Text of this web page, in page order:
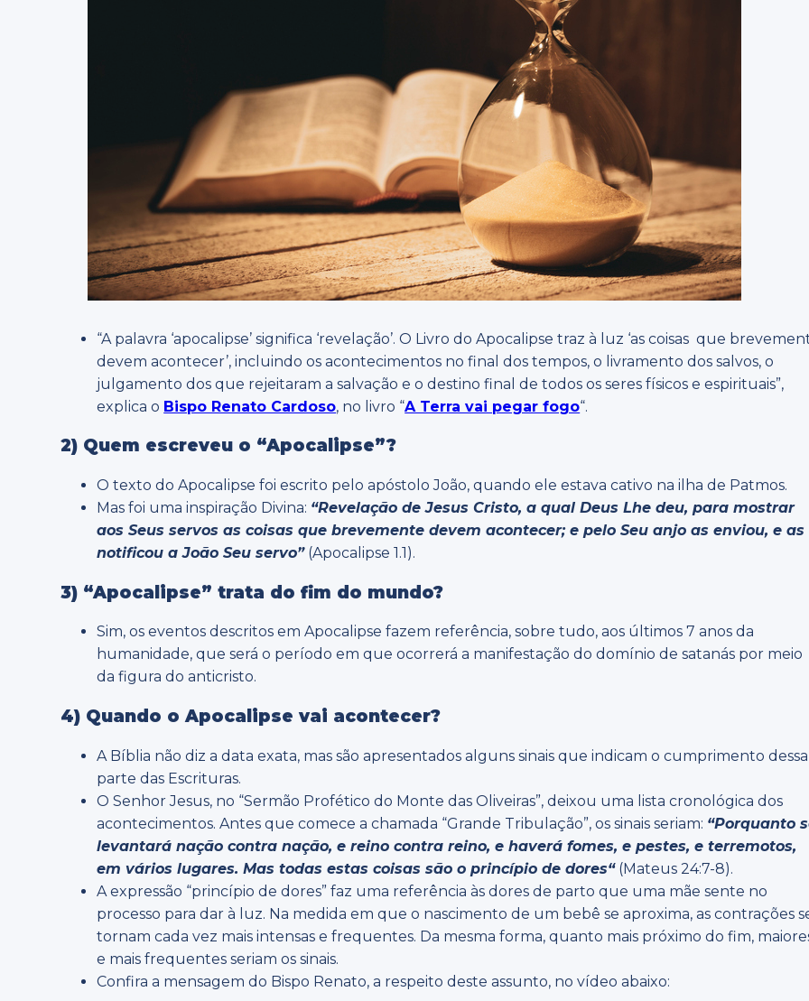
“A palavra ‘apocalipse’ significa ‘revelação’. O Livro do Apocalipse traz à luz ‘as coisas que
devem acontecer’, incluindo os acontecimentos no final dos tempos, o livramento dos salvos, o
julgamento dos que rejeitaram a salvação e o destino final de todos os seres físicos e espirituais”,
explica o Bispo Renato Cardoso, no livro “A Terra vai pegar fogo“.
2) Quem escreveu o “Apocalipse”?
O texto do Apocalipse foi escrito pelo apóstolo João, quando ele estava cativo na ilha de Patmos.
Mas foi uma inspiração Divina: “Revelação de Jesus Cristo, a qual Deus Lhe deu, para mostrar
aos Seus servos as coisas que brevemente devem acontecer; e pelo Seuanjo as enviou, e as
notificou a João Seu servo”(Apocalipse 1.1).
3) “Apocalipse” trata do fim do mundo?
Sim, os eventos descritos em Apocalipse fazem referência, sobre tudo, aos últimos 7 anos da
humanidade, que será o período em que ocorrerá a manifestação do domínio de satanás por meio
da figura do anticristo.
4) Quando o Apocalipse vai acontecer?
A Bíblia não diz a data exata, mas são apresentados alguns sinais que indicam o cumprimento dessa
parte das Escrituras.
O Senhor Jesus, no “Sermão Profético do Monte das Oliveiras”, deixou uma lista cronológica dos
acontecimentos. Antes que comece a chamada “Grande Tribulação”, os sinais seriam: “Porquanto
levantará nação contra nação, e reino contra reino, e haverá fomes, e pestes, e terremotos,
em vários lugares.Mas todas estas coisas são o princípio de dores“(Mateus 24:7-8).
A expressão “princípio de dores” faz uma referência às dores de parto que uma mãe sente no
processo para dar à luz. Na medida em que o nascimento de um bebê se aproxima, as contrações
tornam cada vez mais intensas e frequentes. Da mesma forma, quanto mais próximo do fim,
e mais frequentes seriam os sinais.
Confira a mensagem do Bispo Renato, a respeito deste assunto, no vídeo abaixo: